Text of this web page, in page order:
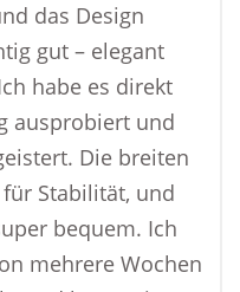
das Design
gut – elegant
habe es direkt
ausprobiert und
Die breiten
Stabilität, und
bequem. Ich
mehrere Wochen